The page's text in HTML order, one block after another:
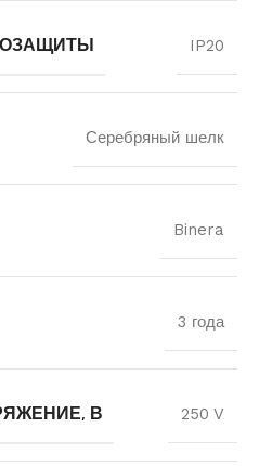
IP20
Серебряный шелк
Binera
3 года
В 250 V